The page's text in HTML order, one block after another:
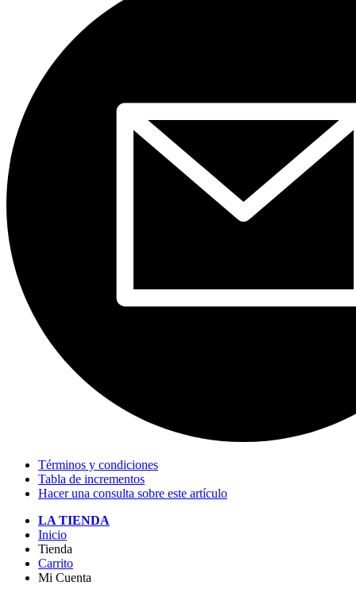
Términos y condiciones
Tabla de incrementos
Hacer una consulta sobre este artículo
LA TIENDA
Inicio
Tienda
Carrito
Mi Cuenta